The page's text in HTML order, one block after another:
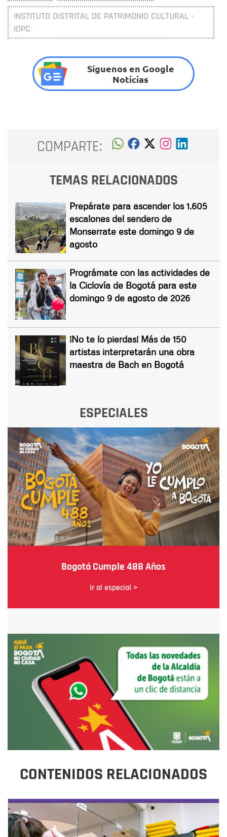
INSTITUTO DISTRITAL DE PATRIMONIO CULTURAL -
IDPC
Síguenos en Google
Noticias
COMPARTE:
TEMAS RELACIONADOS
Prepárate para ascender los 1.605
escalones del sendero de
Monserrate este domingo 9 de
agosto
Prográmate con las actividades de
la Ciclovía de Bogotá para este
domingo 9 de agosto de 2026
¡No te lo pierdas! Más de 150
artistas interpretarán una obra
maestra de Bach en Bogotá
ESPECIALES
Bogotá Cumple 488 Años
Ir al especial >
CONTENIDOS RELACIONADOS